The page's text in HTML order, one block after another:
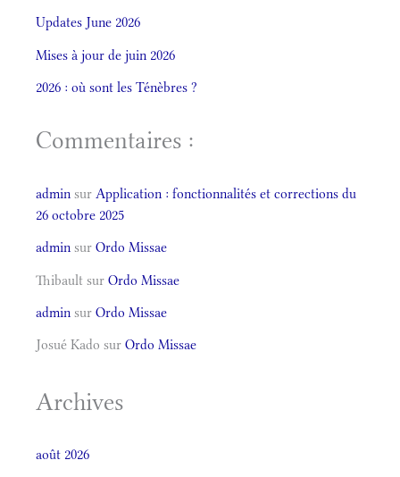
Updates June 2026
Mises à jour de juin 2026
2026 : où sont les Ténèbres ?
Commentaires :
admin sur Application : fonctionnalités et corrections du
26 octobre 2025
admin sur Ordo Missae
Thibault sur Ordo Missae
admin sur Ordo Missae
Josué Kado sur Ordo Missae
Archives
août 2026